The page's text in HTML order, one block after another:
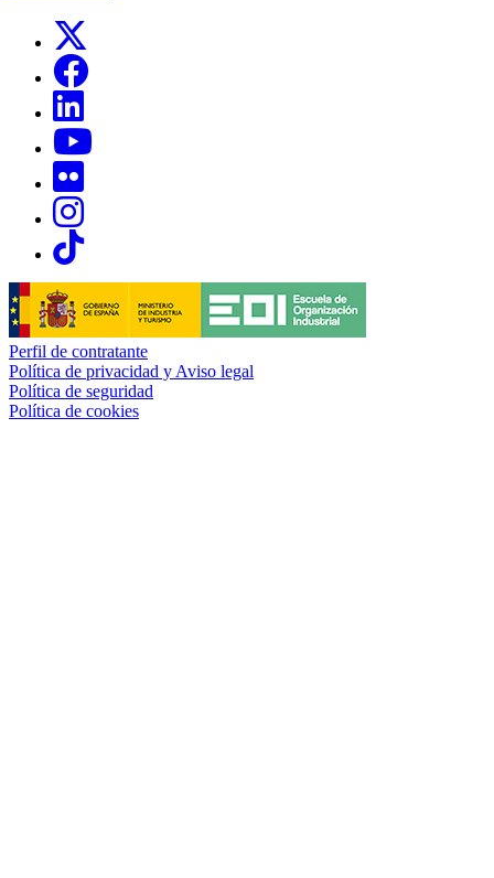
Links, Opens in this window
Links, Opens in this window
Links, Opens in this window
Links, Opens in this window
Links, Opens in this window
Perfil de contratante
Política de privacidad y Aviso legal
Política de seguridad
Política de cookies